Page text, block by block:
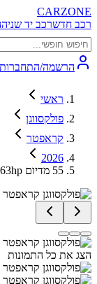
CARZONE
רכב חדשרכב יד שניה
הרשמה/התחברות
ראשי
פולקסווגן
קראפטר
2026
55 מדיום 163hp דיזל 2.0 ליטר
הצג את כל התמונות